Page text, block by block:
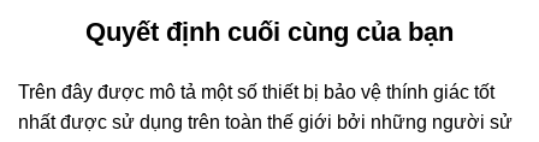
Quyết định cuối cùng của bạn
Trên đây được mô tả một số thiết bị bảo vệ thính giác tốt
nhất được sử dụng trên toàn thế giới bởi những người sử